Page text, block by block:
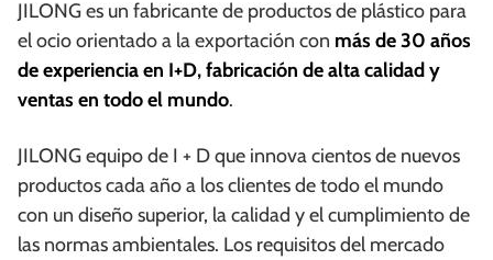
JILONG es un fabricante de productos de plástico para
el ocio orientado a la exportación con más de 30 años
de experiencia en I+D, fabricación de alta calidad y
ventas en todo el mundo.
JILONG equipo de I + D que innova cientos de nuevos
productos cada año a los clientes de todo el mundo
con un diseño superior, la calidad y el cumplimiento de
las normas ambientales. Los requisitos del mercado